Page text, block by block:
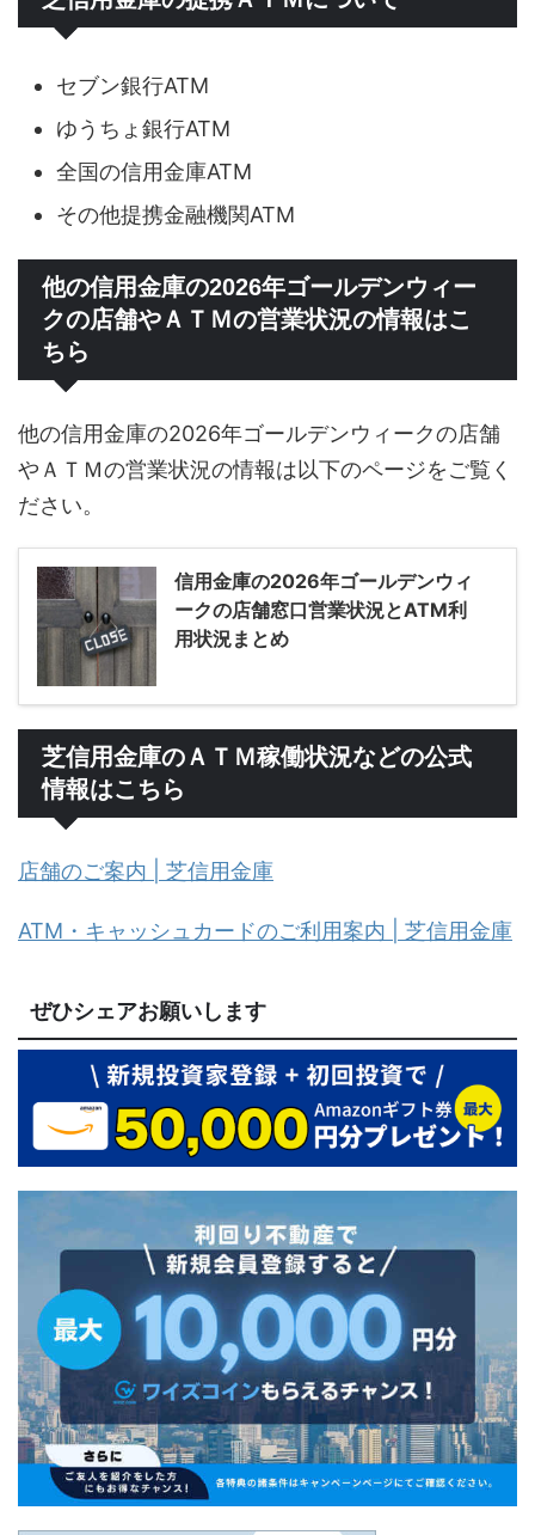
セブン銀行ATM
ゆうちょ銀行ATM
全国の信用金庫ATM
その他提携金融機関ATM
他の信用金庫の2026年ゴールデンウィー
クの店舗やＡＴＭの営業状況の情報はこ
ちら
他の信用金庫の2026年ゴールデンウィークの店舗
やＡＴＭの営業状況の情報は以下のページをご覧く
ださい。
信用金庫の2026年ゴールデンウィ
ークの店舗窓口営業状況とATM利
用状況まとめ
芝信用金庫のＡＴＭ稼働状況などの公式
情報はこちら
店舗のご案内 | 芝信用金庫
ATM・キャッシュカードのご利用案内 | 芝信用金庫
ぜひシェアお願いします